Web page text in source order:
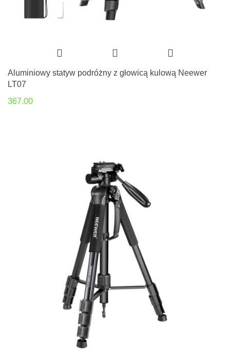
Aluminiowy statyw podróżny z głowicą kulową Neewer
LT07
367.00